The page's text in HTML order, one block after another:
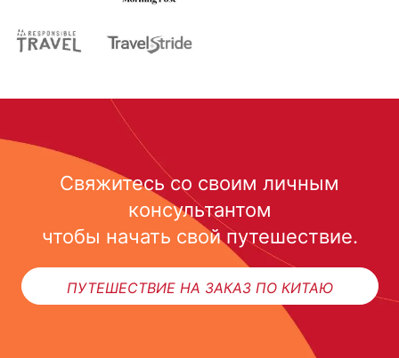
Свяжитесь со своим личным
консультантом
чтобы начать свой путешествие.
ПУТЕШЕСТВИЕ НА ЗАКАЗ ПО КИТАЮ